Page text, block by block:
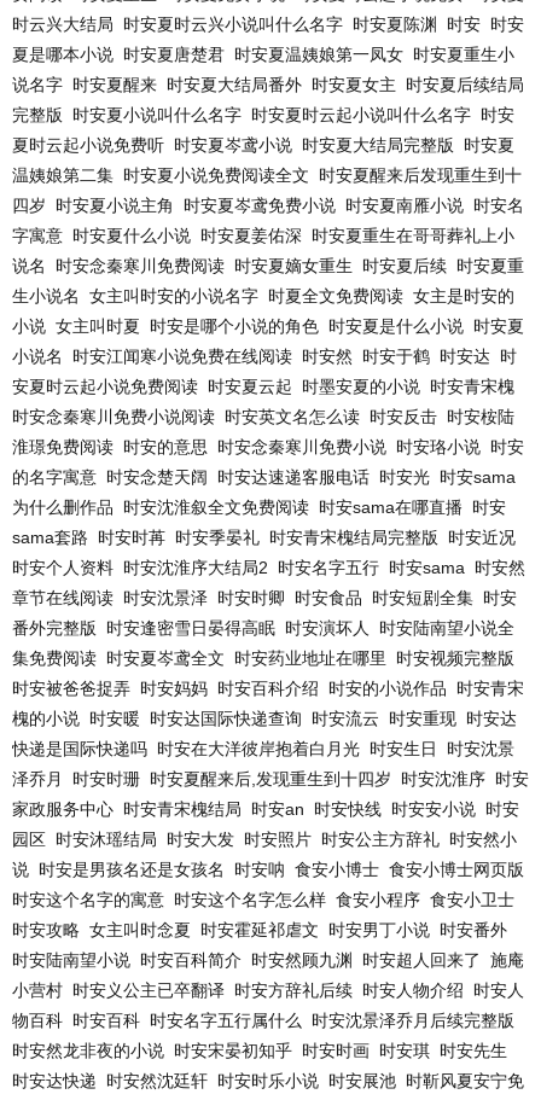
时云兴大结局
时安夏时云兴小说叫什么名字 时安夏陈渊 时安 时安
夏是哪本小说 时安夏唐楚君 时安夏温姨娘第一凤女 时安夏重生小
说名字 时安夏醒来 时安夏大结局番外 时安夏女主
时安夏后续结局
完整版
时安夏小说叫什么名字 时安夏时云起小说叫什么名字 时安
夏时云起小说免费听 时安夏岑鸢小说 时安夏大结局完整版
时安夏
温姨娘第二集 时安夏小说免费阅读全文
时安夏醒来后发现重生到十
四岁
时安夏小说主角 时安夏岑鸢免费小说 时安夏南雁小说 时安名
字寓意 时安夏什么小说 时安夏姜佑深
时安夏重生在哥哥葬礼上小
说名
时安念秦寒川免费阅读 时安夏嫡女重生 时安夏后续 时安夏重
生小说名
女主叫时安的小说名字 时夏全文免费阅读 女主是时安的
小说 女主叫时夏 时安是哪个小说的角色 时安夏是什么小说 时安夏
小说名
时安江闻寒小说免费在线阅读 时安然 时安于鹤 时安达 时
安夏时云起小说免费阅读 时安夏云起 时墨安夏的小说 时安青宋槐
时安念秦寒川免费小说阅读 时安英文名怎么读 时安反击 时安桉陆
淮璟免费阅读 时安的意思 时安念秦寒川免费小说 时安珞小说 时安
的名字寓意 时安念楚天阔 时安达速递客服电话 时安光 时安sama
为什么删作品
时安沈淮叙全文免费阅读 时安sama在哪直播 时安
sama套路
时安时苒 时安季晏礼 时安青宋槐结局完整版
时安近况
时安个人资料 时安沈淮序大结局2 时安名字五行 时安sama
时安然
章节在线阅读 时安沈景泽 时安时卿 时安食品 时安短剧全集 时安
番外完整版
时安逢密雪日晏得高眠 时安演坏人
时安陆南望小说全
集免费阅读 时安夏岑鸢全文 时安药业地址在哪里
时安视频完整版
时安被爸爸捉弄 时安妈妈 时安百科介绍 时安的小说作品
时安青宋
槐的小说 时安暖 时安达国际快递查询 时安流云 时安重现 时安达
快递是国际快递吗 时安在大洋彼岸抱着白月光 时安生日
时安沈景
泽乔月
时安时珊 时安夏醒来后,发现重生到十四岁 时安沈淮序 时安
家政服务中心 时安青宋槐结局 时安an 时安快线 时安安小说 时安
园区 时安沐瑶结局 时安大发 时安照片 时安公主方辞礼 时安然小
说 时安是男孩名还是女孩名 时安呐 食安小博士 食安小博士网页版
时安这个名字的寓意 时安这个名字怎么样 食安小程序 食安小卫士
时安攻略 女主叫时念夏 时安霍延祁虐文 时安男丁小说 时安番外
时安陆南望小说 时安百科简介 时安然顾九渊 时安超人回来了
施庵
小营村 时安义公主已卒翻译 时安方辞礼后续 时安人物介绍
时安人
物百科 时安百科 时安名字五行属什么
时安沈景泽乔月后续完整版
时安然龙非夜的小说 时安宋晏初知乎 时安时画 时安琪 时安先生
时安达快递
时安然沈廷轩 时安时乐小说 时安展池 时靳风夏安宁免